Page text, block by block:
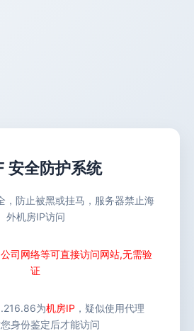
安全防护系统
，防止被黑或挂马，服务器禁止海
外机房IP访问
司网络等可直接访问网站,无需验
证
为机房IP ，疑似使用代理
身份鉴定后才能访问